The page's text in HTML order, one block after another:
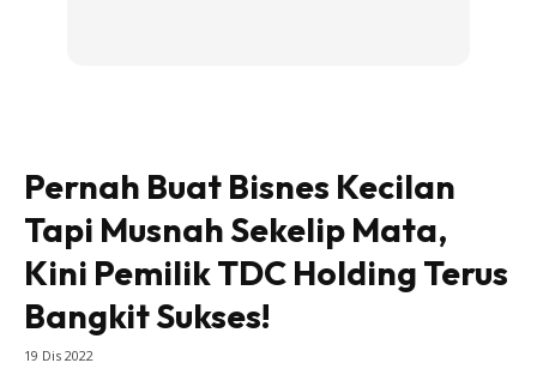
Pernah Buat Bisnes Kecilan
Tapi Musnah Sekelip Mata,
Kini Pemilik TDC Holding Terus
Bangkit Sukses!
19 Dis 2022